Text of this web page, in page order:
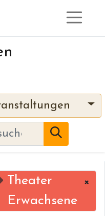
Theater
Erwachsene
×